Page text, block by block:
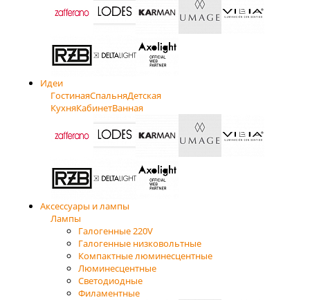
Идеи
ГостинаяСпальняДетская
КухняКабинетВанная
Аксессуары и лампы
Лампы
Галогенные 220V
Галогенные низковольтные
Компактные люминесцентные
Люминесцентные
Светодиодные
Филаментные